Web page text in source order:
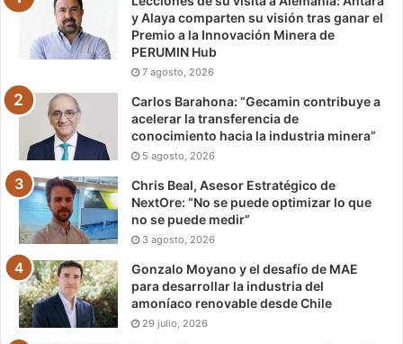
y Alaya comparten su visión tras ganar el
Premio a la Innovación Minera de
PERUMIN Hub
7 agosto, 2026
Carlos Barahona: “Gecamin contribuye a
acelerar la transferencia de
conocimiento hacia la industria minera”
5 agosto, 2026
Chris Beal, Asesor Estratégico de
NextOre: “No se puede optimizar lo que
no se puede medir”
3 agosto, 2026
Gonzalo Moyano y el desafío de MAE
para desarrollar la industria del
amoníaco renovable desde Chile
29 julio, 2026